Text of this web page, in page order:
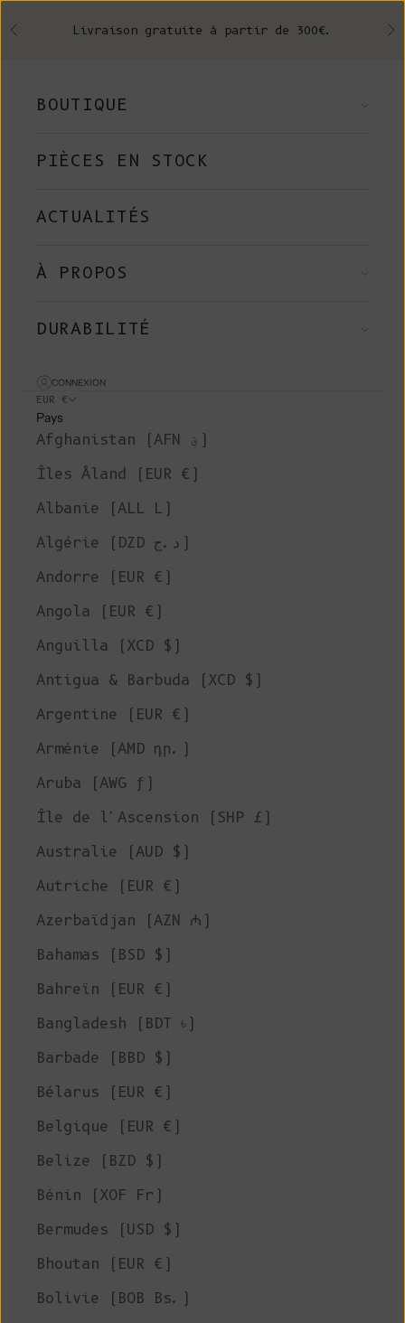
Précédent Livraison gratuite à partir de 300€.
BOUTIQUE
PIÈCES EN STOCK
ACTUALITÉS
À PROPOS
DURABILITÉ
CONNEXION
EUR €
Pays
Afghanistan (AFN ؋)
Îles Åland (EUR €)
Albanie (ALL L)
Algérie (DZD د.ج)
Andorre (EUR €)
Angola (EUR €)
Anguilla (XCD $)
Antigua & Barbuda (XCD $)
Argentine (EUR €)
Arménie (AMD դր.)
Aruba (AWG ƒ)
Île de l'Ascension (SHP £)
Australie (AUD $)
Autriche (EUR €)
Azerbaïdjan (AZN ₼)
Bahamas (BSD $)
Bahreïn (EUR €)
Bangladesh (BDT ৳)
Barbade (BBD $)
Bélarus (EUR €)
Belgique (EUR €)
Belize (BZD $)
Bénin (XOF Fr)
Bermudes (USD $)
Bhoutan (EUR €)
Bolivie (BOB Bs.)